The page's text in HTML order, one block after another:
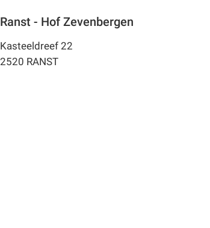
Ranst - Hof Zevenbergen
Kasteeldreef 22
2520 RANST